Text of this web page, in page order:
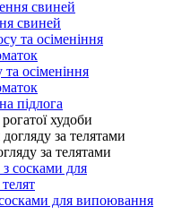
свиней
осіменіння
підлога
худоби
за телятами
для випоювання